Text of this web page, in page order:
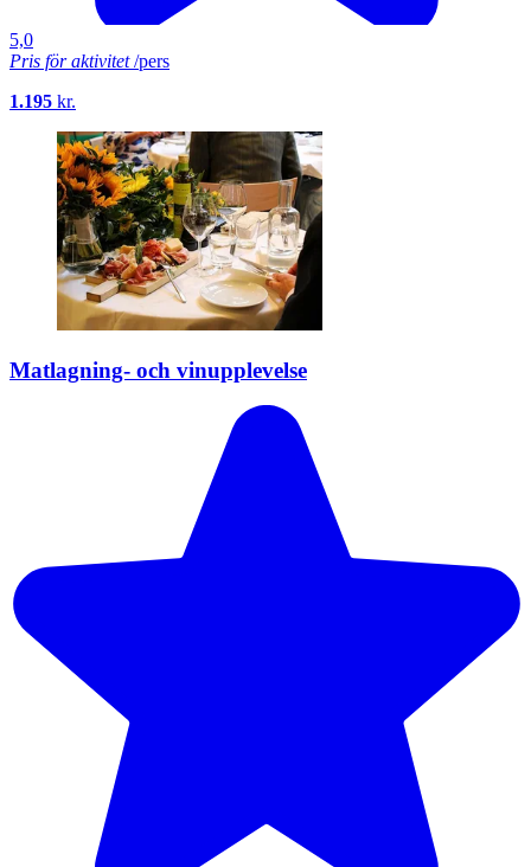
5,0
Pris för aktivitet/pers
1.195 kr.
Matlagning- och vinupplevelse